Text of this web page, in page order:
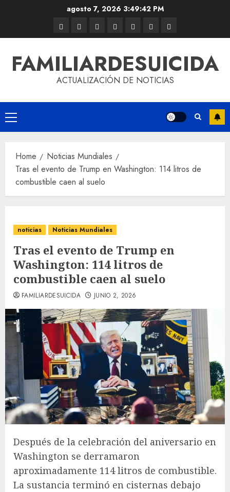
agosto 7, 2026 3:49:42 PM
FAMILIARDESUICIDA
ACTUALIZACIÓN DE NOTICIAS
Home
Noticias Mundiales
Tras el evento de Trump en Washington: 114 litros de
combustible caen al suelo
noticias Noticias Mundiales
Tras el evento de Trump en
Washington: 114 litros de
combustible caen al suelo
FAMILIARDESUICIDA JUNIO 2, 2026
Después de la celebración del aniversario en
Washington se derramaron
aproximadamente 114 litros de combustible.
La sustancia terminó en cisternas debajo